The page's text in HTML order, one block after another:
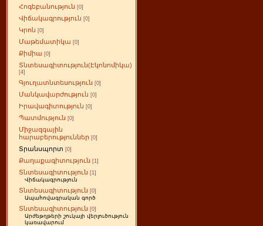
Հոգեբանություն [0]
Վիճակագրություն [0]
Կրոն [0]
Մաթեմատիկա [0]
Քիմիա [0]
Տնտեսագիտություն(Էկոնոմիկա)
[4]
Գյուղատնտեսություն [0]
Մանկավարժություն [0]
Իրավագիտություն [0]
Պատմություն [0]
Միջազգային
հարաբերություններ [0]
Տրանսպորտ [0]
Քաղաքագիտություն [1]
Տնտեսագիտություն [1]
Վիճակագրություն
Տնտեսագիտություն [0]
Ապահովագրական գործ
Տնտեսագիտություն [0]
Արժեթղթերի շուկայի վերլուծություն
կառավարում